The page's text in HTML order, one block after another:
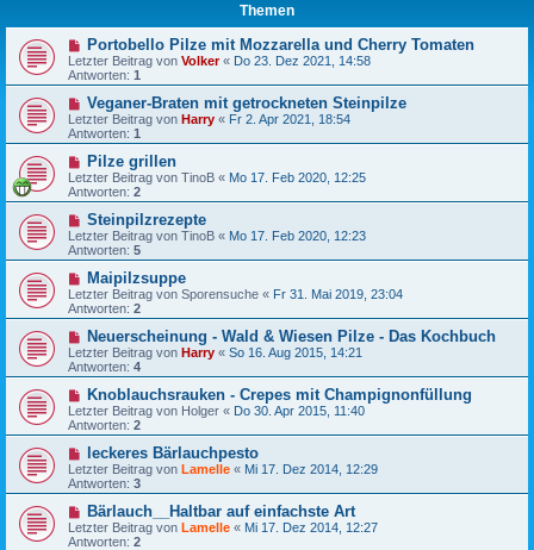
Themen
Portobello Pilze mit Mozzarella und Cherry Tomaten
Letzter Beitrag von Volker« Do 23. Dez 2021, 14:58
Antworten: 1
Veganer-Braten mit getrockneten Steinpilze
Letzter Beitrag von Harry « Fr 2. Apr 2021, 18:54
Antworten: 1
Pilze grillen
Letzter Beitrag von TinoB « Mo 17. Feb 2020, 12:25
Antworten: 2
Steinpilzrezepte
Letzter Beitrag von TinoB « Mo 17. Feb 2020, 12:23
Antworten: 5
Maipilzsuppe
Letzter Beitrag von Sporensuche « Fr 31. Mai 2019, 23:04
Antworten: 2
Neuerscheinung - Wald & Wiesen Pilze - Das Kochbuch
Letzter Beitrag von Harry « So 16. Aug 2015, 14:21
Antworten: 4
Knoblauchsrauken - Crepes mit Champignonfüllung
Letzter Beitrag von Holger « Do 30. Apr 2015, 11:40
Antworten: 2
leckeres Bärlauchpesto
Letzter Beitrag von Lamelle « Mi 17. Dez 2014, 12:29
Antworten: 3
Bärlauch__Haltbar auf einfachste Art
Letzter Beitrag von Lamelle « Mi 17. Dez 2014, 12:27
Antworten: 2